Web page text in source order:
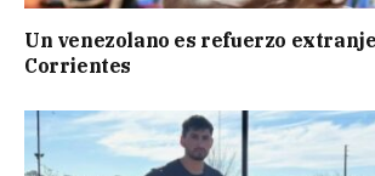
Un venezolano es refuerzo
Corrientes